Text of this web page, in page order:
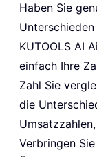
Haben Sie
KUTOOLS AI
einfach Ihre
Zahl Sie
die
Verbringen